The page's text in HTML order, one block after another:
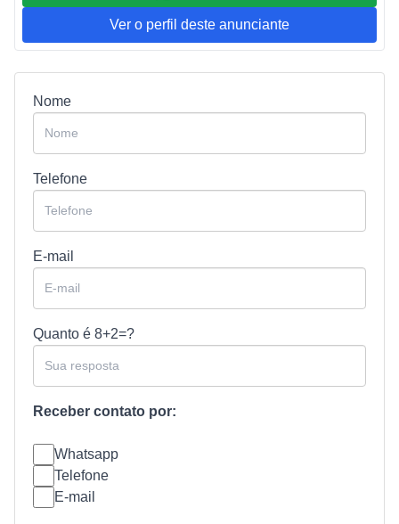
Ver o perfil deste anunciante
Nome
Telefone
E-mail
Quanto é 8+2=?
Receber contato por:
Whatsapp
Telefone
E-mail